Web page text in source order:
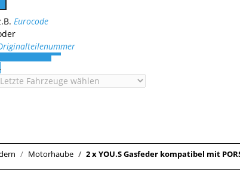
Eurocode
Motorhaube 2 x YOU.S Gasfeder kompatibel mit